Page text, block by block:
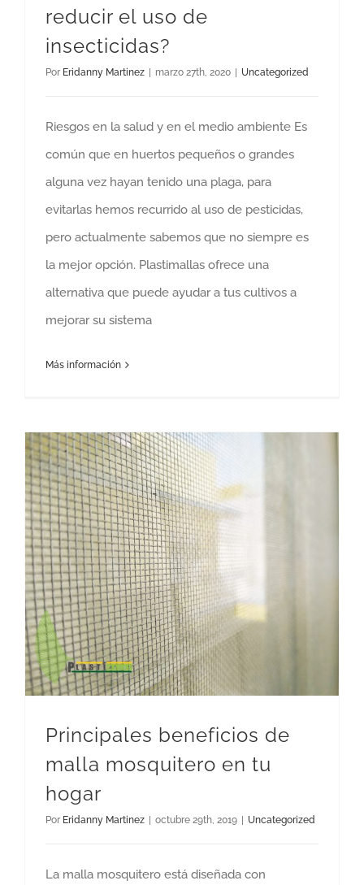
reducir el uso de
insecticidas?
Por Eridanny Martinez marzo 27th, 2020 Uncategorized
Riesgos en la salud y en el medio ambiente Es
común que en huertos pequeños o grandes
alguna vez hayan tenido una plaga, para
evitarlas hemos recurrido al uso de pesticidas,
pero actualmente sabemos que no siempre es
la mejor opción. Plastimallas ofrece una
alternativa que puede ayudar a tus cultivos a
mejorar su sistema
Más información
Principales beneficios de
malla mosquitero en tu
hogar
Por Eridanny Martinez octubre 29th, 2019 Uncategorized
La malla mosquitero está diseñada con